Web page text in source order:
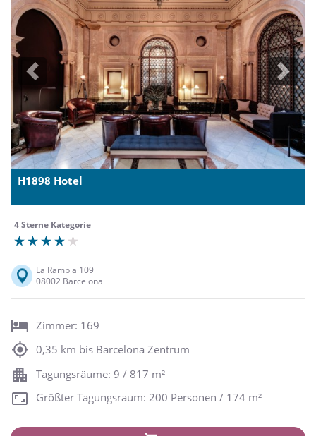
Previous Next
H1898 Hotel
4 Sterne Kategorie
La Rambla 109
08002 Barcelona
Zimmer: 169
0,35 km bis Barcelona Zentrum
Tagungsräume: 9 / 817 m²
Größter Tagungsraum: 200 Personen / 174 m²